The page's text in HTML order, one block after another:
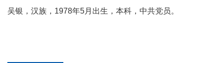
吴银，汉族，1978年5月出生，本科，中共党员。